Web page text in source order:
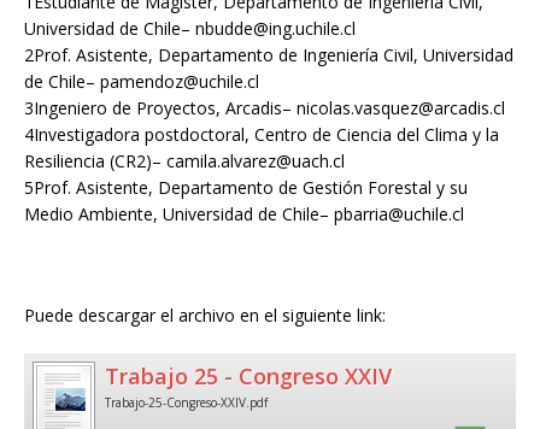
Universidad de Chile– nbudde@ing.uchile.cl
2Prof. Asistente, Departamento de Ingeniería Civil, Universidad
de Chile– pamendoz@uchile.cl
3Ingeniero de Proyectos, Arcadis– nicolas.vasquez@arcadis.cl
4Investigadora postdoctoral, Centro de Ciencia del Clima y la
Resiliencia (CR2)– camila.alvarez@uach.cl
5Prof. Asistente, Departamento de Gestión Forestal y su
Medio Ambiente, Universidad de Chile– pbarria@uchile.cl
Puede descargar el archivo en el siguiente link:
Trabajo 25 - Congreso XXIV
Trabajo-25-Congreso-XXIV.pdf